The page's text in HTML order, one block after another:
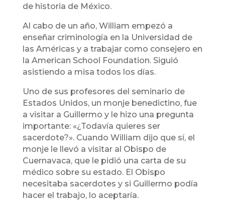
de historia de México.
Al cabo de un año, William empezó a
enseñar criminología en la Universidad de
las Américas y a trabajar como consejero en
la American School Foundation. Siguió
asistiendo a misa todos los días.
Uno de sus profesores del seminario de
Estados Unidos, un monje benedictino, fue
a visitar a Guillermo y le hizo una pregunta
importante: «¿Todavía quieres ser
sacerdote?». Cuando William dijo que sí, el
monje le llevó a visitar al Obispo de
Cuernavaca, que le pidió una carta de su
médico sobre su estado. El Obispo
necesitaba sacerdotes y si Guillermo podía
hacer el trabajo, lo aceptaría.